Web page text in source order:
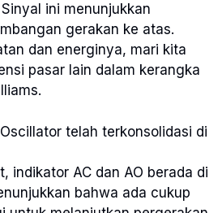
ini menunjukkan
gerakan ke atas.
dan energinya, mari kita
pasar lain dalam kerangka
telah terkonsolidasi di
indikator AC dan AO berada di
bahwa ada cukup